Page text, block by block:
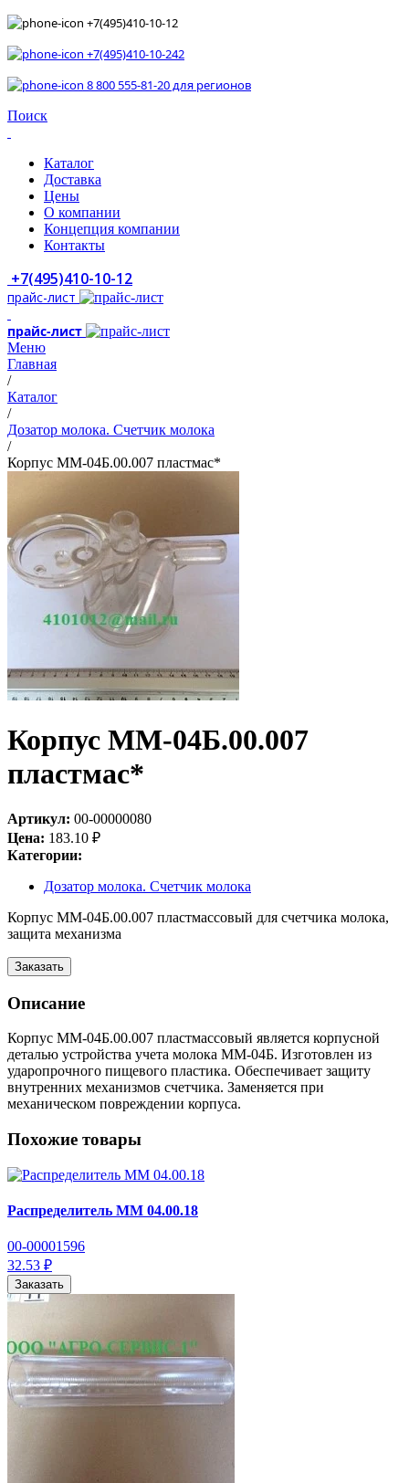
+7(495)410-10-12
+7(495)410-10-242
8 800 555-81-20 для регионов
Поиск
Каталог
Доставка
Цены
О компании
Концепция компании
Контакты
+7(495)410-10-12
прайс-лист
прайс-лист
Меню
Главная
/
Каталог
/
Дозатор молока. Счетчик молока
/
Корпус ММ-04Б.00.007 пластмас*
Корпус ММ-04Б.00.007
пластмас*
Артикул: 00-00000080
Цена: 183.10 ₽
Категории:
Дозатор молока. Счетчик молока
Корпус ММ-04Б.00.007 пластмассовый для счетчика молока,
защита механизма
Заказать
Описание
Корпус ММ-04Б.00.007 пластмассовый является корпусной
деталью устройства учета молока ММ-04Б. Изготовлен из
ударопрочного пищевого пластика. Обеспечивает защиту
внутренних механизмов счетчика. Заменяется при
механическом повреждении корпуса.
Похожие товары
Распределитель ММ 04.00.18
00-00001596
32.53 ₽
Заказать